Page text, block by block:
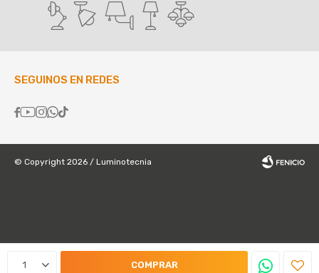
1 COMPRAR
SEGUINOS EN REDES

© Copyright 2026 / Luminotecnia
Fenicio